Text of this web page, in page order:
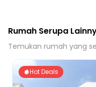
Rumah Serupa
Temukan rumah yang
Hot Deals